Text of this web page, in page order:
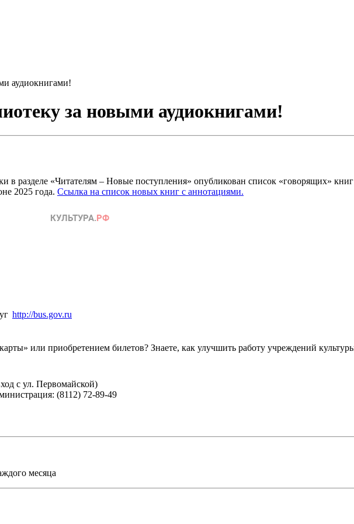
аудиокнигами!
за новыми аудиокнигами!
в разделе «Читателям – Новые поступления» опубликован список «говорящих»
2025 года. Ссылка на список новых книг с аннотациями.
http://bus.gov.ru
или приобретением билетов? Знаете, как улучшить работу учреждений
с ул. Первомайской)
(8112) 72-89-49
месяца